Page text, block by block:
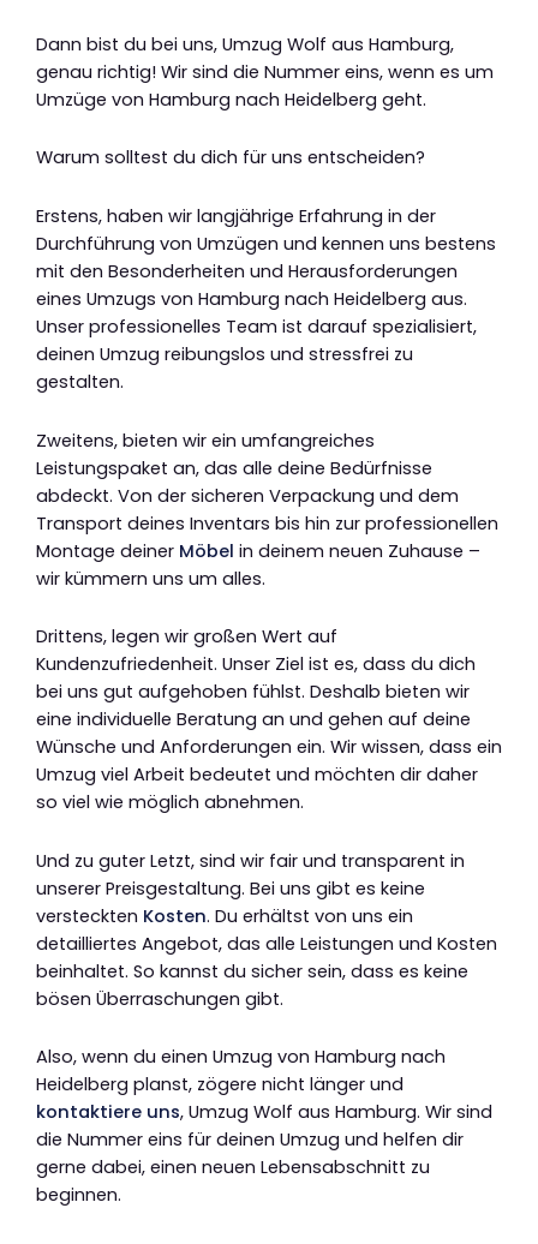
Dann bist du bei uns, Umzug Wolf aus Hamburg,
genau richtig! Wir sind die Nummer eins, wenn es um
Umzüge von Hamburg nach Heidelberg geht.
Warum solltest du dich für uns entscheiden?
Erstens, haben wir langjährige Erfahrung in der
Durchführung von Umzügen und kennen uns bestens
mit den Besonderheiten und Herausforderungen
eines Umzugs von Hamburg nach Heidelberg aus.
Unser professionelles Team ist darauf spezialisiert,
deinen Umzug reibungslos und stressfrei zu
gestalten.
Zweitens, bieten wir ein umfangreiches
Leistungspaket an, das alle deine Bedürfnisse
abdeckt. Von der sicheren Verpackung und dem
Transport deines Inventars bis hin zur professionellen
Montage deiner Möbel in deinem neuen Zuhause –
wir kümmern uns um alles.
Drittens, legen wir großen Wert auf
Kundenzufriedenheit. Unser Ziel ist es, dass du dich
bei uns gut aufgehoben fühlst. Deshalb bieten wir
eine individuelle Beratung an und gehen auf deine
Wünsche und Anforderungen ein. Wir wissen, dass ein
Umzug viel Arbeit bedeutet und möchten dir daher
so viel wie möglich abnehmen.
Und zu guter Letzt, sind wir fair und transparent in
unserer Preisgestaltung. Bei uns gibt es keine
versteckten Kosten. Du erhältst von uns ein
detailliertes Angebot, das alle Leistungen und Kosten
beinhaltet. So kannst du sicher sein, dass es keine
bösen Überraschungen gibt.
Also, wenn du einen Umzug von Hamburg nach
Heidelberg planst, zögere nicht länger und
kontaktiere uns, Umzug Wolf aus Hamburg. Wir sind
die Nummer eins für deinen Umzug und helfen dir
gerne dabei, einen neuen Lebensabschnitt zu
beginnen.